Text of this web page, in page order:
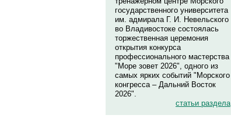
государственного университета
им. адмирала Г. И. Невельского
во Владивостоке состоялась
торжественная церемония
открытия конкурса
профессионального мастерства
"Море зовет 2026", одного из
самых ярких событий "Морского
конгресса – Дальний Восток
2026".
статьи раздела